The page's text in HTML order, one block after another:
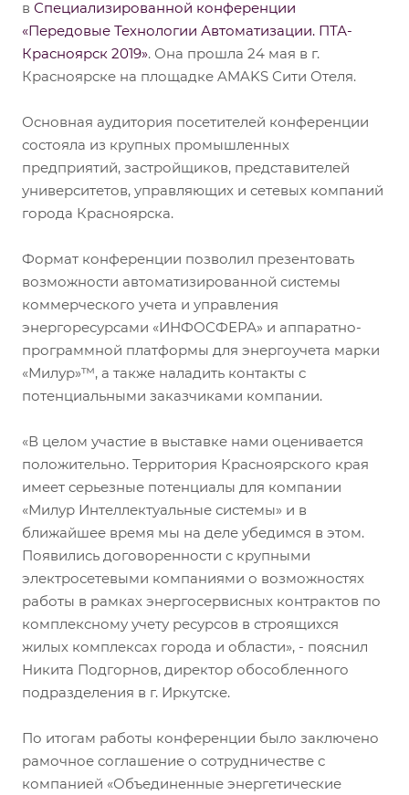
в Специализированной конференции
«Передовые Технологии Автоматизации. ПТА-
Красноярск 2019». Она прошла 24 мая в г.
Красноярске на площадке AMAKS Сити Отеля.
Основная аудитория посетителей конференции
состояла из крупных промышленных
предприятий, застройщиков, представителей
университетов, управляющих и сетевых компаний
города Красноярска.
Формат конференции позволил презентовать
возможности автоматизированной системы
коммерческого учета и управления
энергоресурсами «ИНФОСФЕРА» и аппаратно-
программной платформы для энергоучета марки
«Милур»™, а также наладить контакты с
потенциальными заказчиками компании.
«В целом участие в выставке нами оценивается
положительно. Территория Красноярского края
имеет серьезные потенциалы для компании
«Милур Интеллектуальные системы» и в
ближайшее время мы на деле убедимся в этом.
Появились договоренности с крупными
электросетевыми компаниями о возможностях
работы в рамках энергосервисных контрактов по
комплексному учету ресурсов в строящихся
жилых комплексах города и области», - пояснил
Никита Подгорнов, директор обособленного
подразделения в г. Иркутске.
По итогам работы конференции было заключено
рамочное соглашение о сотрудничестве с
компанией «Объединенные энергетические